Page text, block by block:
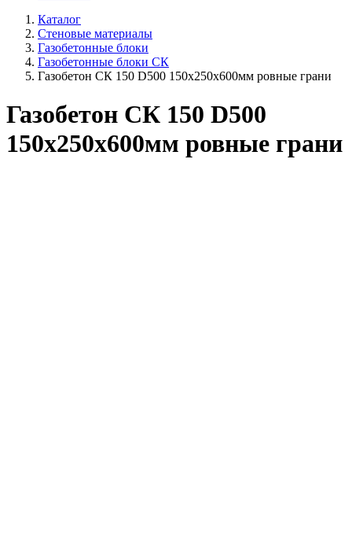
Каталог
Стеновые материалы
Газобетонные блоки
Газобетонные блоки СК
Газобетон СК 150 D500 150х250х600мм ровные грани
Газобетон СК 150 D500
150х250х600мм ровные грани